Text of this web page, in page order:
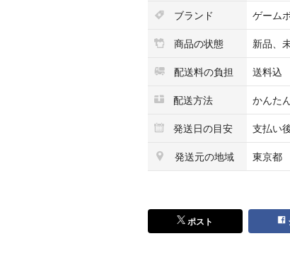
#✞ベリ✞_GBASPゲームシェル
#✞ベリ✞_ゲームシェル保護カバ
#✞ベリ✞_ゲーム
ブランド
ゲーム
商品の状態
新品、
配送料の負担
送料込
配送方法
かんた
発送日の目安
支払い
発送元の地域
東京都
ポスト